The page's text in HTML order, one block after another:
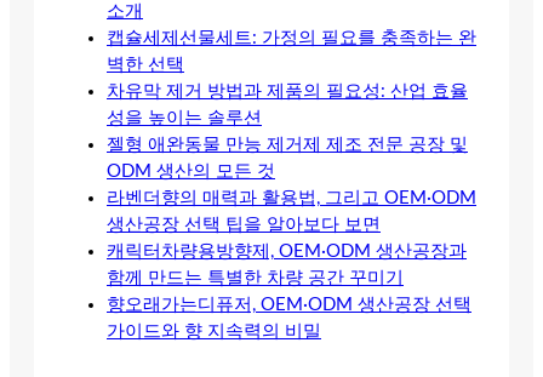
소개
캡슐세제선물세트: 가정의 필요를 충족하는 완
벽한 선택
차유막 제거 방법과 제품의 필요성: 산업 효율
성을 높이는 솔루션
젤형 애완동물 만능 제거제 제조 전문 공장 및
ODM 생산의 모든 것
라벤더향의 매력과 활용법, 그리고 OEM·ODM
생산공장 선택 팁을 알아보다 보면
캐릭터차량용방향제, OEM·ODM 생산공장과
함께 만드는 특별한 차량 공간 꾸미기
향오래가는디퓨저, OEM·ODM 생산공장 선택
가이드와 향 지속력의 비밀